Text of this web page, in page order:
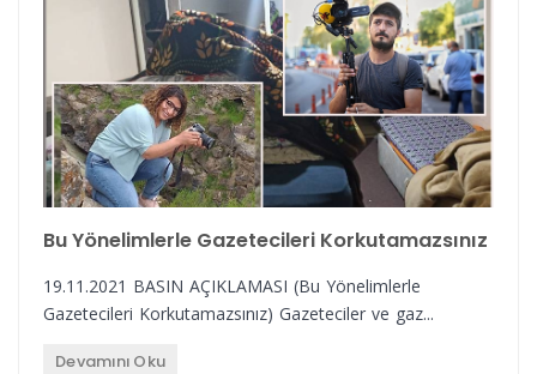
Bu Yönelimlerle Gazetecileri Korkutamazsınız
19.11.2021 BASIN AÇIKLAMASI (Bu Yönelimlerle
Gazetecileri Korkutamazsınız) Gazeteciler ve gaz...
Devamını Oku